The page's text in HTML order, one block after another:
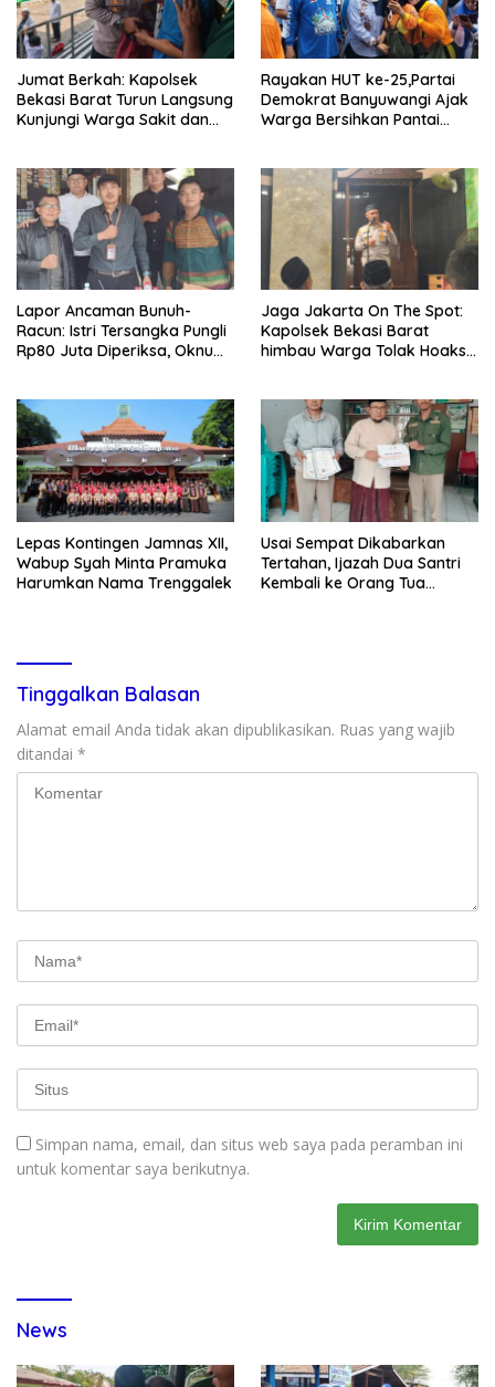
Jumat Berkah: Kapolsek
Bekasi Barat Turun Langsung
Kunjungi Warga Sakit dan
Rayakan HUT ke-25,Partai
Demokrat Banyuwangi Ajak
Warga Bersihkan Pantai
Lapor Ancaman Bunuh-
Racun: Istri Tersangka Pungli
Rp80 Juta Diperiksa, Oknum
Jaga Jakarta On The Spot:
Kapolsek Bekasi Barat
himbau Warga Tolak Hoaks
Lepas Kontingen Jamnas XII,
Wabup Syah Minta Pramuka
Harumkan Nama Trenggalek
Usai Sempat Dikabarkan
Tertahan, Ijazah Dua Santri
Kembali ke Orang Tua
Tinggalkan Balasan
Alamat email Anda tidak akan dipublikasikan. Ruas yang wajib
ditandai *
Simpan nama, email, dan situs web saya pada peramban ini
untuk komentar saya berikutnya.
News